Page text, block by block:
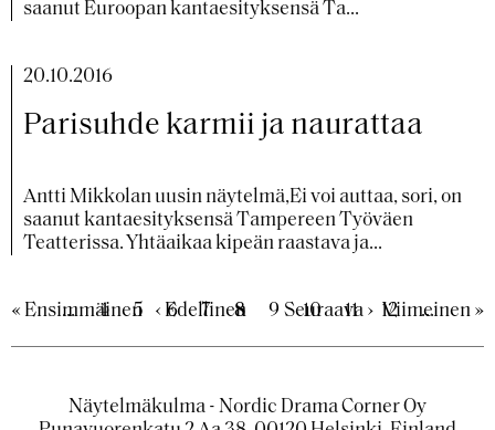
saanut Euroopan kantaesityksensä Ta...
20.10.2016
Parisuhde karmii ja naurattaa
Antti Mikkolan uusin näytelmä,Ei voi auttaa, sori, on
saanut kantaesityksensä Tampereen Työväen
Teatterissa. Yhtäaikaa kipeän raastava ja...
Sivutus
Ensimmäinen
« Ensimmäinen
Edellinen
‹ Edellinen
… Sisältölistaus
4 Sisältölistaus
5 Sisältölistaus
6 Sisältölistaus
7
Tämänhetkinen
8 Sisältölistaus
9 Sisältölistaus
10 Sisältölistaus
11 Sisältölistaus
12 …
Seuraava
Seuraava › Viimeinen
Viimeinen »
Näytelmäkulma - Nordic Drama Corner Oy